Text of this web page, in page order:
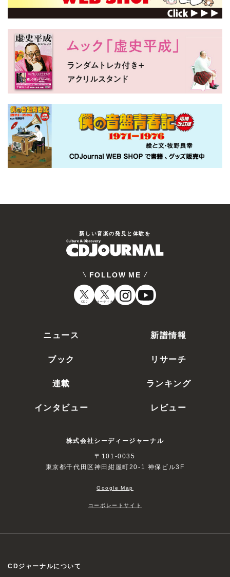
新しい⾳楽の発⾒と体験を
FOLLOW ME
CDJ オーディオ
ニュース
新譜情報
ブック
リサーチ
連載
ランキング
インタビュー
レビュー
株式会社シーディージャーナル
〒101-0035
東京都千代田区神田紺屋町20-1 神保ビル3F
Google Map
コーポレートサイト
CDジャーナルについて